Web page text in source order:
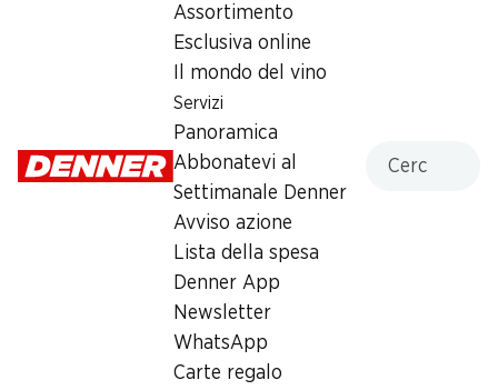
Assortimento
Esclusiva online
Il mondo del vino
Servizi
Panoramica
Abbonatevi al
Settimanale Denner
Avviso azione
Lista della spesa
Denner App
Newsletter
WhatsApp
Carte regalo
Mercoledì 07:00 - 20:00
Prelievo di contanti con Post-Card / M-Card